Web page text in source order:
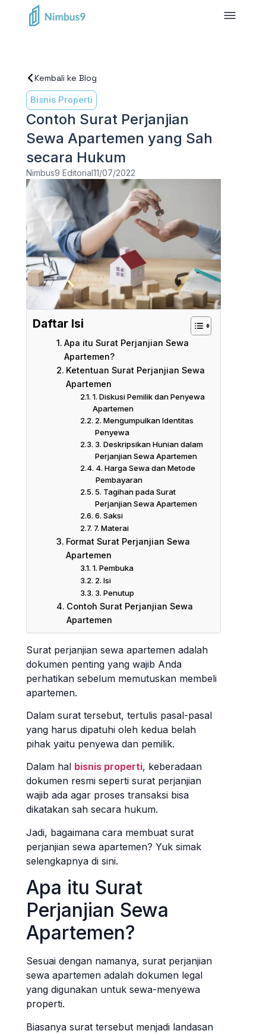
Kembali ke Blog
Bisnis Properti
Contoh Surat Perjanjian
Sewa Apartemen yang Sah
secara Hukum
Nimbus9 Editorial11/07/2022
Daftar Isi
Apa itu Surat Perjanjian Sewa
Apartemen?
Ketentuan Surat Perjanjian Sewa
Apartemen
1. Diskusi Pemilik dan Penyewa
Apartemen
2. Mengumpulkan Identitas
Penyewa
3. Deskripsikan Hunian dalam
Perjanjian Sewa Apartemen
4. Harga Sewa dan Metode
Pembayaran
5. Tagihan pada Surat
Perjanjian Sewa Apartemen
6. Saksi
7. Materai
Format Surat Perjanjian Sewa
Apartemen
1. Pembuka
2. Isi
3. Penutup
Contoh Surat Perjanjian Sewa
Apartemen
Surat perjanjian sewa apartemen adalah
dokumen penting yang wajib Anda
perhatikan sebelum memutuskan membeli
apartemen.
Dalam surat tersebut, tertulis pasal-pasal
yang harus dipatuhi oleh kedua belah
pihak yaitu penyewa dan pemilik.
Dalam hal bisnis properti, keberadaan
dokumen resmi seperti surat perjanjian
wajib ada agar proses transaksi bisa
dikatakan sah secara hukum.
Jadi, bagaimana cara membuat surat
perjanjian sewa apartemen? Yuk simak
selengkapnya di sini.
Apa itu Surat
Perjanjian Sewa
Apartemen?
Sesuai dengan namanya, surat perjanjian
sewa apartemen adalah dokumen legal
yang digunakan untuk sewa-menyewa
properti.
Biasanya surat tersebut menjadi landasan